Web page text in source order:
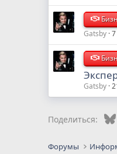
Gatsby
Gatsby
Поделиться:
Форумы